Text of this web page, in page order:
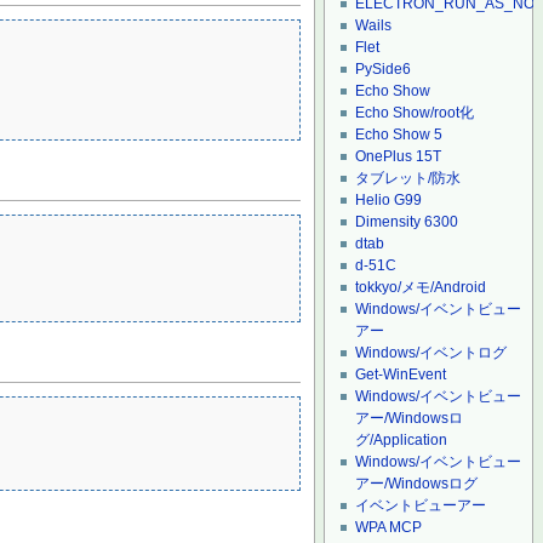
Wails
Flet
PySide6
Echo Show
Echo Show/root化
Echo Show 5
OnePlus 15T
タブレット/防水
Helio G99
Dimensity 6300
dtab
d-51C
tokkyo/メモ/Android
Windows/イベントビュー
アー
Windows/イベントログ
Get-WinEvent
Windows/イベントビュー
アー/Windowsロ
グ/Application
Windows/イベントビュー
アー/Windowsログ
イベントビューアー
WPA MCP